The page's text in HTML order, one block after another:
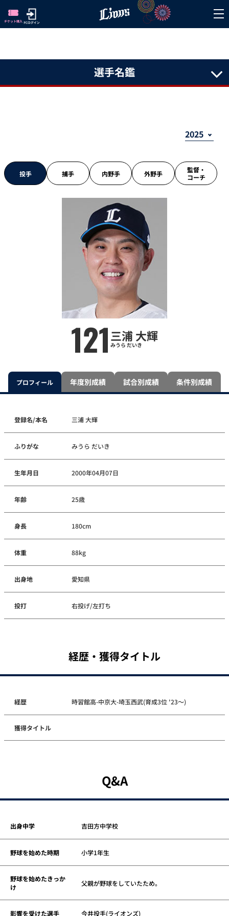
選手名鑑
投手 捕手 内野手 外野手
監督・
コーチ
121三浦 大輝
みうら だいき
プロフィール 年度別成績 試合別成績 条件別成績
登録名/本名 三浦 大輝
ふりがな みうら だいき
生年月日 2000年04月07日
年齢 25歳
身長 180cm
体重 88kg
出身地 愛知県
投打 右投げ/左打ち
経歴・獲得タイトル
経歴 時習館高-中京大-埼玉西武(育成3位 '23～)
獲得タイトル
Q&A
出身中学 吉田方中学校
野球を始めた時期 小学1年生
野球を始めたきっか
け
父親が野球をしていたため。
影響を受けた選手 今井投手(ライオンズ)